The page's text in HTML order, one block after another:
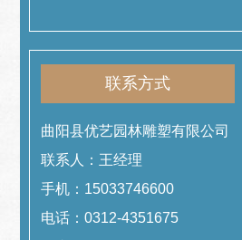
联系方式
曲阳县优艺园林雕塑有限公司
联系人：王经理
手机：15033746600
电话：0312-4351675